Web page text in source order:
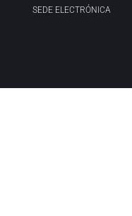
SEDE ELECTRÓNICA